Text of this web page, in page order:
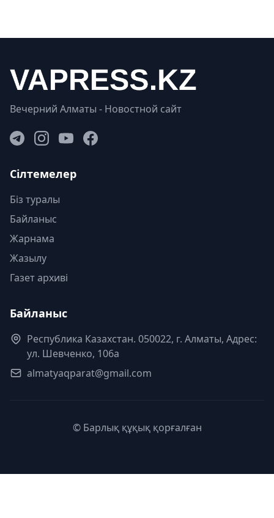
Вечерний Алматы - Новостной сайт
Сілтемелер
Біз туралы
Байланыс
Жарнама
Жазылу
Газет архиві
Байланыс
Республика Казахстан. 050022, г. Алматы, Адрес:
ул. Шевченко, 106а
almatyaqparat@gmail.com
© Барлық құқық қорғалған